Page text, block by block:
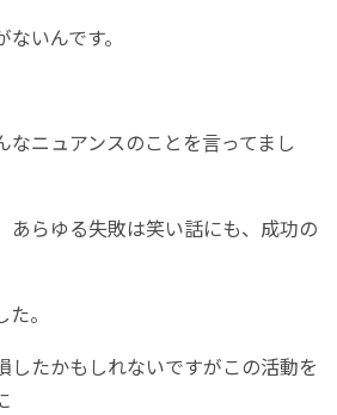
いんです。
なニュアンスのことを言ってまし
あらゆる失敗は笑い話にも、成功の
。
したかもしれないですがこの活動を